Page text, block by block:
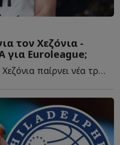
τον Χεζόνια -
για Euroleague;
Η υπόθεση του Μάριο Χεζόνια παίρνει νέα τροπή, καθώς η...